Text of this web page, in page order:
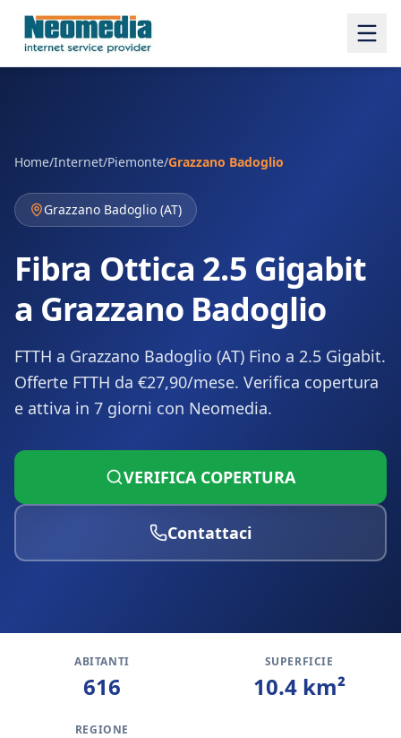
Home/Internet/Piemonte/Grazzano Badoglio
Grazzano Badoglio (AT)
Fibra Ottica 2.5 Gigabit
a Grazzano Badoglio
FTTH a Grazzano Badoglio (AT) Fino a 2.5 Gigabit.
Offerte FTTH da €27,90/mese. Verifica copertura
e attiva in 7 giorni con Neomedia.
VERIFICA COPERTURA
Contattaci
ABITANTI
616
SUPERFICIE
10.4km²
REGIONE